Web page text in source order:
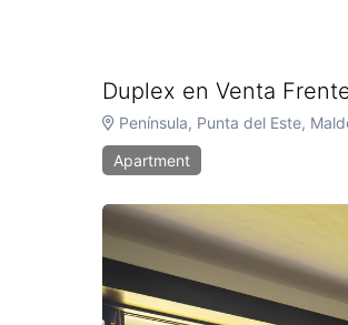
Duplex en Venta
Península, Punta del Este,
Apartment